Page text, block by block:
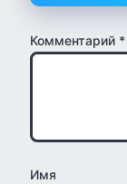
Комментарий *
Имя